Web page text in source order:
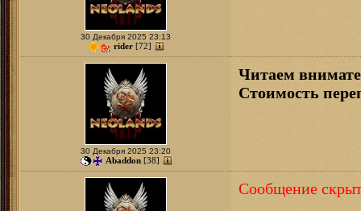
30 Декабря 2025 23:13
rider [72]
30 Декабря 2025 23:20
Abaddon [38]
Читаем
Стоимость
Сообщение